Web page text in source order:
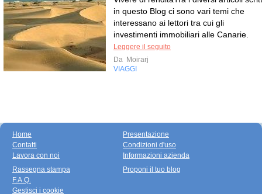
in questo Blog ci sono vari temi che
interessano ai lettori tra cui gli
investimenti immobiliari alle Canarie.
Leggere il seguito
Da Moirarj
VIAGGI
Home
Contatti
Lavora con noi
Presentazione
Condizioni d'uso
Informazioni azienda
Rassegna stampa
F.A.Q.
Gestisci i cookie
Proponi il tuo blog